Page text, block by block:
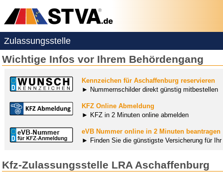
Zulassungsstelle
Wichtige Infos vor Ihrem Behördengang
Kennzeichen für Aschaffenburg reservieren
► Nummernschilder direkt günstig mitbestellen
KFZ Online Abmeldung
► KFZ in 2 Minuten online abmelden
eVB Nummer online in 2 Minuten beantragen
► Finden Sie die günstigste Versicherung für
Kfz-Zulassungsstelle LRA Aschaffenburg